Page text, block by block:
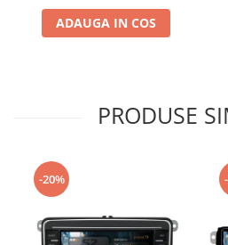
ADAUGA IN COS
PRODUSE
-20%